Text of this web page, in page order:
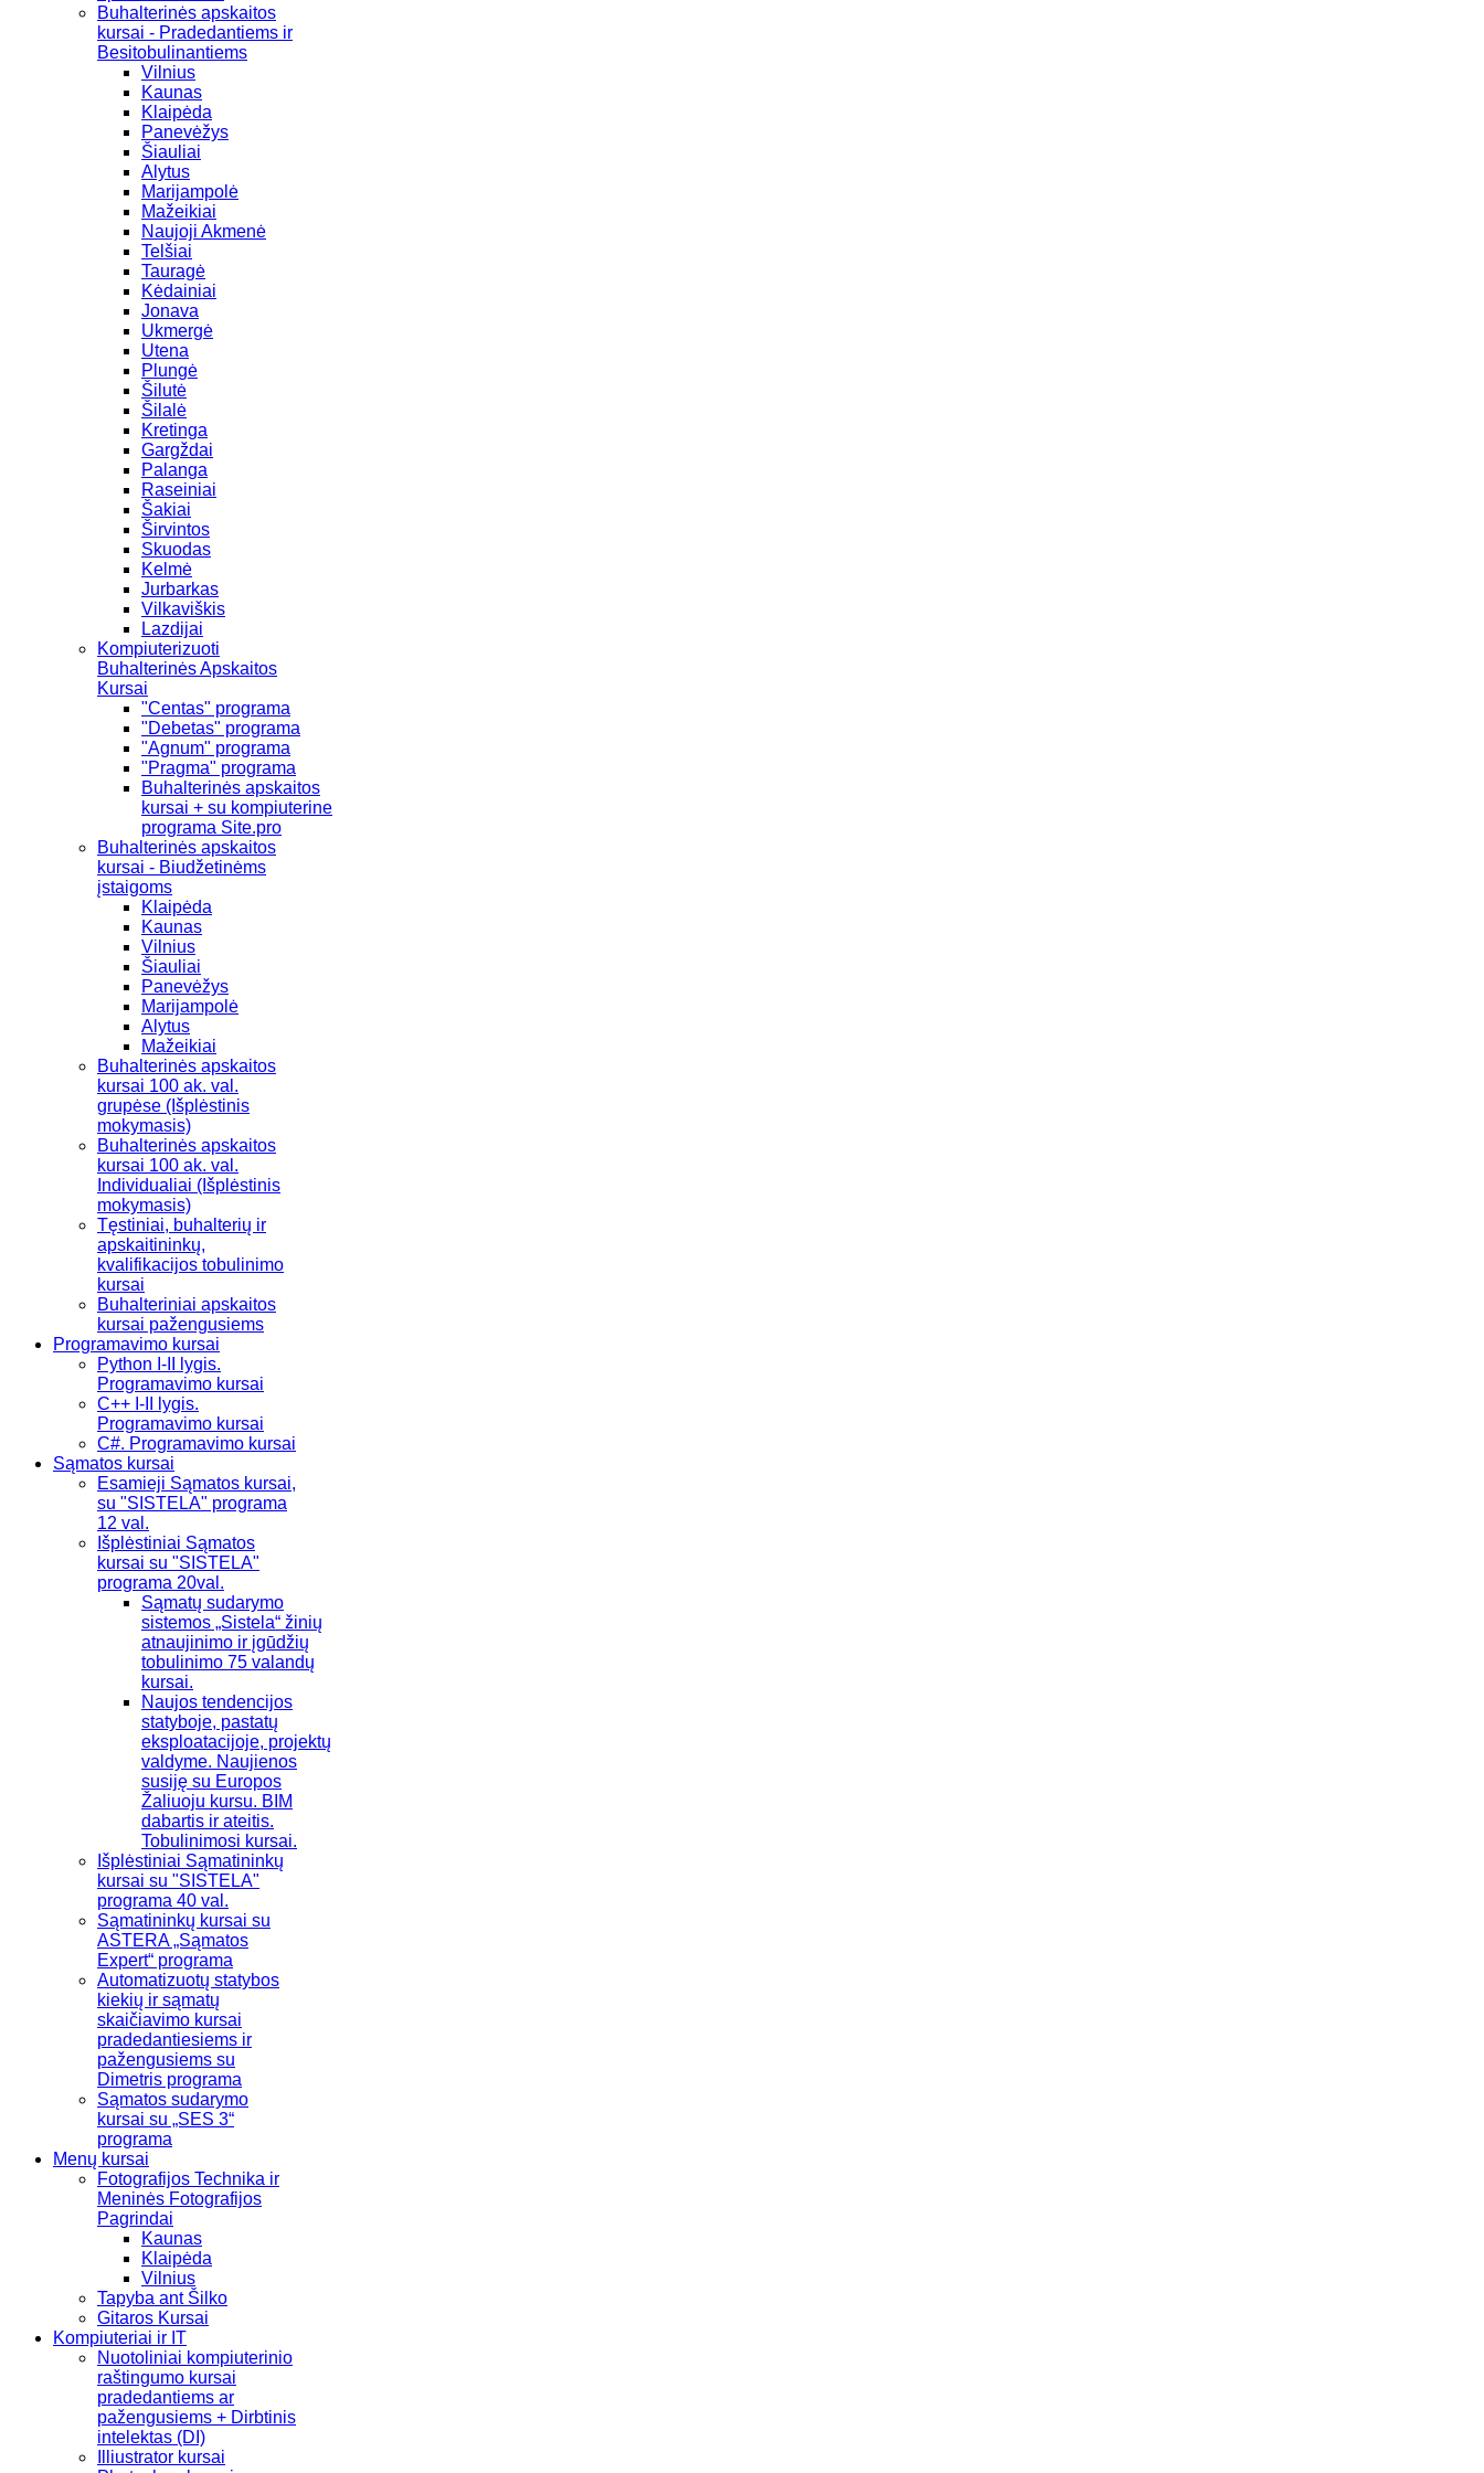
Buhalterinės apskaitos
kursai - Pradedantiems ir
Besitobulinantiems
Vilnius
Kaunas
Klaipėda
Panevėžys
Šiauliai
Alytus
Marijampolė
Mažeikiai
Naujoji Akmenė
Telšiai
Tauragė
Kėdainiai
Jonava
Ukmergė
Utena
Plungė
Šilutė
Šilalė
Kretinga
Gargždai
Palanga
Raseiniai
Šakiai
Širvintos
Skuodas
Kelmė
Jurbarkas
Vilkaviškis
Lazdijai
Kompiuterizuoti
Buhalterinės Apskaitos
Kursai
"Centas" programa
"Debetas" programa
"Agnum" programa
"Pragma" programa
Buhalterinės apskaitos
kursai + su kompiuterine
programa Site.pro
Buhalterinės apskaitos
kursai - Biudžetinėms
įstaigoms
Klaipėda
Kaunas
Vilnius
Šiauliai
Panevėžys
Marijampolė
Alytus
Mažeikiai
Buhalterinės apskaitos
kursai 100 ak. val.
grupėse (Išplėstinis
mokymasis)
Buhalterinės apskaitos
kursai 100 ak. val.
Individualiai (Išplėstinis
mokymasis)
Tęstiniai, buhalterių ir
apskaitininkų,
kvalifikacijos tobulinimo
kursai
Buhalteriniai apskaitos
kursai pažengusiems
Programavimo kursai
Python I-II lygis.
Programavimo kursai
C++ I-II lygis.
Programavimo kursai
C#. Programavimo kursai
Sąmatos kursai
Esamieji Sąmatos kursai,
su "SISTELA" programa
12 val.
Išplėstiniai Sąmatos
kursai su "SISTELA"
programa 20val.
Sąmatų sudarymo
sistemos „Sistela“ žinių
atnaujinimo ir įgūdžių
tobulinimo 75 valandų
kursai.
Naujos tendencijos
statyboje, pastatų
eksploatacijoje, projektų
valdyme. Naujienos
susiję su Europos
Žaliuoju kursu. BIM
dabartis ir ateitis.
Tobulinimosi kursai.
Išplėstiniai Sąmatininkų
kursai su "SISTELA"
programa 40 val.
Sąmatininkų kursai su
ASTERA „Sąmatos
Expert“ programa
Automatizuotų statybos
kiekių ir sąmatų
skaičiavimo kursai
pradedantiesiems ir
pažengusiems su
Dimetris programa
Sąmatos sudarymo
kursai su „SES 3“
programa
Menų kursai
Fotografijos Technika ir
Meninės Fotografijos
Pagrindai
Kaunas
Klaipėda
Vilnius
Tapyba ant Šilko
Gitaros Kursai
Kompiuteriai ir IT
Nuotoliniai kompiuterinio
raštingumo kursai
pradedantiems ar
pažengusiems + Dirbtinis
intelektas (DI)
Illiustrator kursai